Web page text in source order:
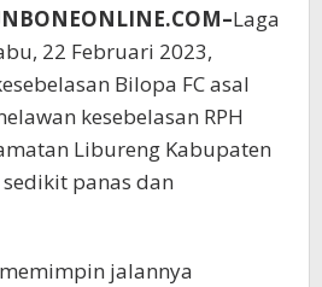
Final
Laga
22 Februari 2023,
Bilopa FC asal
kesebelasan RPH
Libureng Kabupaten
panas dan
jalannya